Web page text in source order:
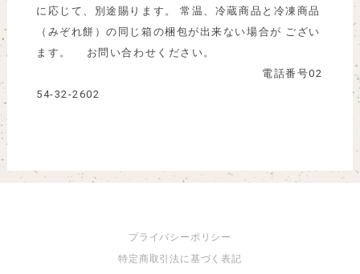
に応じて、別途賜ります。 常温、冷蔵商品と冷凍商品
（みぞれ餅）の同じ箱の梱包が出来ない場合が ござい
ます。 お問い合わせください。
電話番号02
54-32-2602
プライバシーポリシー
特定商取引法に基づく表記